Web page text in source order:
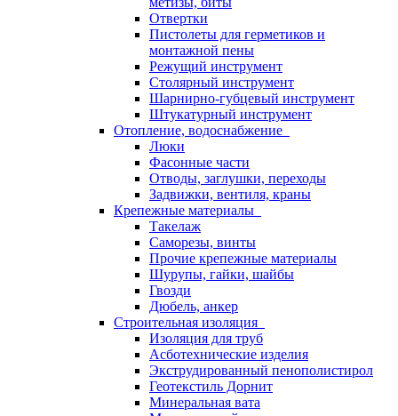
Отвертки
Пистолеты для герметиков и
монтажной пены
Режущий инструмент
Столярный инструмент
Шарнирно-губцевый инструмент
Штукатурный инструмент
Отопление, водоснабжение
Люки
Фасонные части
Отводы, заглушки, переходы
Задвижки, вентиля, краны
Крепежные материалы
Такелаж
Саморезы, винты
Прочие крепежные материалы
Шурупы, гайки, шайбы
Гвозди
Дюбель, анкер
Строительная изоляция
Изоляция для труб
Асботехнические изделия
Экструдированный пенополистирол
Геотекстиль Дорнит
Минеральная вата